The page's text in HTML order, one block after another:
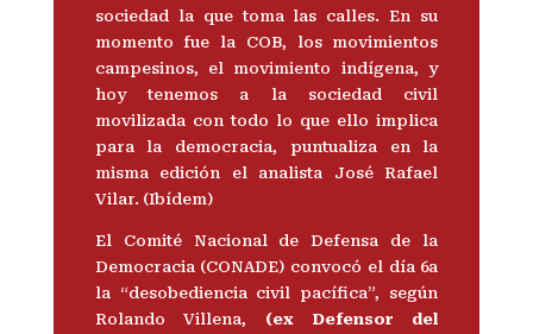
sociedad la que toma las calles. En su
momento fue la COB, los movimientos
campesinos, el movimiento indígena, y
hoy tenemos a la sociedad civil
movilizada con todo lo que ello implica
para la democracia, puntualiza en la
misma edición el analista José Rafael
Vilar. (Ibídem)
El Comité Nacional de Defensa de la
Democracia (CONADE) convocó el día 6a
la “desobediencia civil pacífica”, según
Rolando Villena, (ex Defensor del